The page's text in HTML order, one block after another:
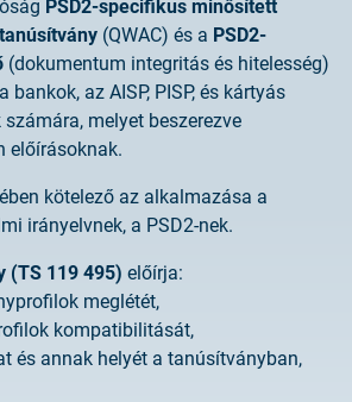
PSD2-specifikus minősített
(QWAC) és a PSD2-
(dokumentum integritás és hitelesség)
az AISP, PISP, és kártyás
melyet beszerezve
előírásoknak.
kötelező az alkalmazása a
irányelvnek, a PSD2-nek.
(TS 119 495) előírja:
meglétét,
kompatibilitását,
és annak helyét a tanúsítványban,